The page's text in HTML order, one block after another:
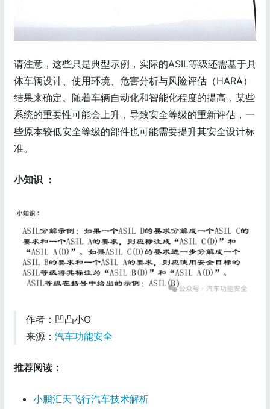
请注意，这些只是典型示例，实际的ASIL等级还需基于具
体车辆设计、使用环境、危害分析与风险评估（HARA）
结果来确定。随着车辆自动化和智能化程度的提高，某些
系统的重要性可能会上升，导致安全等级的重新评估，一
些原本较低安全等级的部件也可能需要提升其安全设计标
准。
小知识 ：
作者：凹凸小O
来源： 汽车功能安全
推荐阅读：
小鹏汇天飞行汽车技术解析